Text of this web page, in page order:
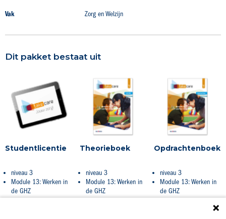
Vak Zorg en Welzijn
Dit pakket bestaat uit
Studentlicentie
niveau 3
Module 13: Werken in
de GHZ
Theorieboek
niveau 3
Module 13: Werken in
de GHZ
Opdrachtenboek
niveau 3
Module 13: Werken in
de GHZ